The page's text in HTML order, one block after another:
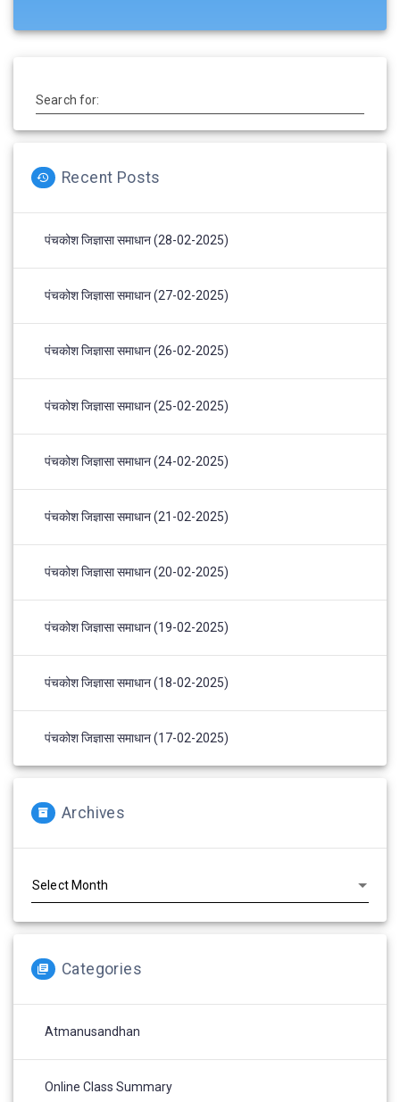
Search for:
Recent Posts
पंचकोश जिज्ञासा समाधान (28-02-2025)
पंचकोश जिज्ञासा समाधान (27-02-2025)
पंचकोश जिज्ञासा समाधान (26-02-2025)
पंचकोश जिज्ञासा समाधान (25-02-2025)
पंचकोश जिज्ञासा समाधान (24-02-2025)
पंचकोश जिज्ञासा समाधान (21-02-2025)
पंचकोश जिज्ञासा समाधान (20-02-2025)
पंचकोश जिज्ञासा समाधान (19-02-2025)
पंचकोश जिज्ञासा समाधान (18-02-2025)
पंचकोश जिज्ञासा समाधान (17-02-2025)
Archives
Categories
Atmanusandhan
Online Class Summary